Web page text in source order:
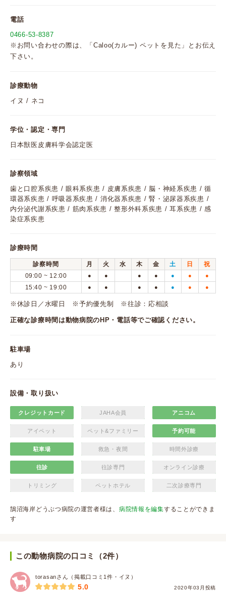
電話
0466-53-8387
※お問い合わせの際は、「Caloo(カルー) ペットを見た」とお伝え
下さい。
診療動物
イヌ / ネコ
学位・認定・専門
日本獣医皮膚科学会認定医
診察領域
歯と口腔系疾患 / 眼科系疾患 / 皮膚系疾患 / 脳・神経系疾患 / 循
環器系疾患 / 呼吸器系疾患 / 消化器系疾患 / 腎・泌尿器系疾患 /
内分泌代謝系疾患 / 筋肉系疾患 / 整形外科系疾患 / 耳系疾患 / 感
染症系疾患
診療時間
診察時間 月 火 水 木 金 土 日
祝
09:00 ~ 12:00
● ● ● ● ● ● ●
15:40 ~ 19:00 ● ● ● ● ● ● ●
※休診日／水曜日 ※予約優先制 ※往診：応相談
正確な診療時間は動物病院のHP・電話等でご確認ください。
駐車場
あり
設備・取り扱い
クレジットカード JAHA会員 アニコム
アイペット ペット&ファミリー 予約可能
駐車場 救急・夜間 時間外診療
往診 往診専門 オンライン診療
トリミング ペットホテル 二次診療専門
鵠沼海岸どうぶつ病院の運営者様は、 病院情報を編集することができま
す
この動物病院の口コミ（2件）
torasanさん（掲載口コミ1件・イヌ）
2020年03月投稿
5.0